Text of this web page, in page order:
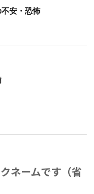
安・恐怖
ネームです（省